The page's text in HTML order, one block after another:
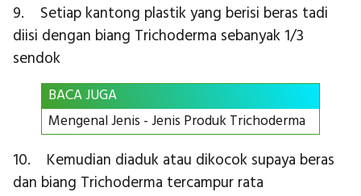
9. Setiap kantong plastik yang berisi beras tadi
diisi dengan biang Trichoderma sebanyak 1/3
sendok
BACA JUGA
Mengenal Jenis - Jenis Produk Trichoderma
10. Kemudian diaduk atau dikocok supaya beras
dan biang Trichoderma tercampur rata